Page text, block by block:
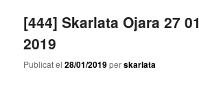
[444] Skarlata Ojara 27 01
2019
Publicat el28/01/2019perskarlata